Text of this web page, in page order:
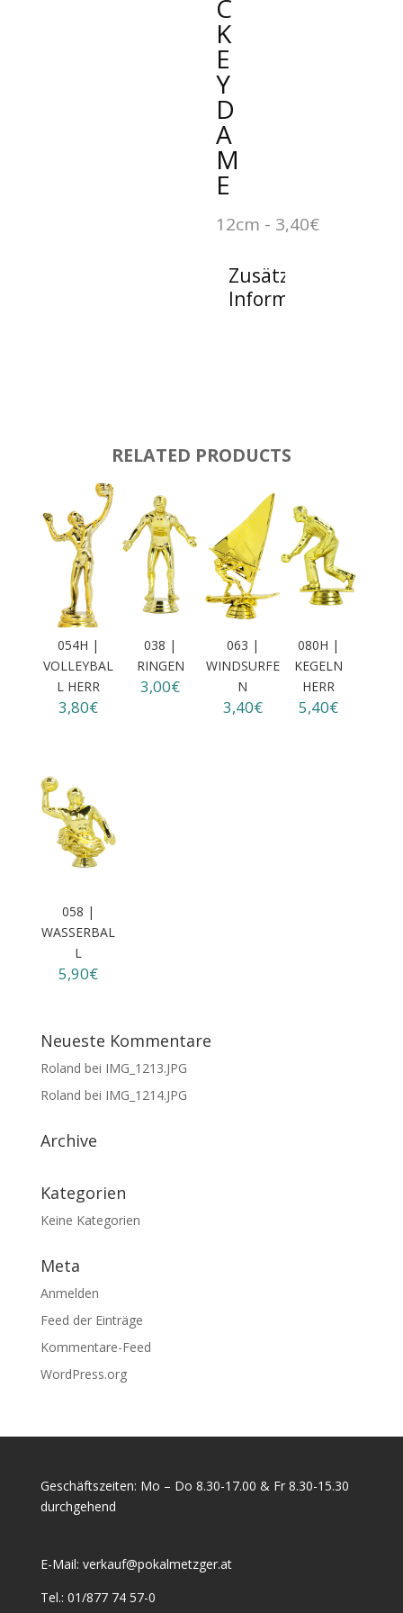
C
K
E
Y
D
A
M
E
12cm - 3,40€
Zusätzliche
Informationen
RELATED PRODUCTS
054H |
VOLLEYBAL
L HERR
3,80€
038 |
RINGEN
3,00€
063 |
WINDSURFE
N
3,40€
080H |
KEGELN
HERR
5,40€
058 |
WASSERBAL
L
5,90€
Neueste Kommentare
Roland bei IMG_1213.JPG
Roland bei IMG_1214.JPG
Archive
Kategorien
Keine Kategorien
Meta
Anmelden
Feed der Einträge
Kommentare-Feed
WordPress.org
Geschäftszeiten: Mo – Do 8.30-17.00 & Fr 8.30-15.30
durchgehend
E-Mail: verkauf@pokalmetzger.at
Tel.: 01/877 74 57-0